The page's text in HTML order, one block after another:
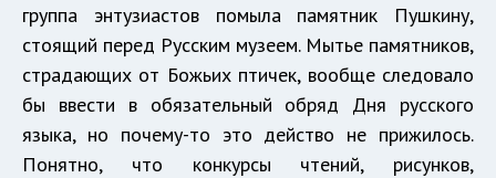
группа энтузиастов помыла памятник Пушкину,
стоящий перед Русским музеем. Мытье памятников,
страдающих от Божьих птичек, вообще следовало
бы ввести в обязательный обряд Дня русского
языка, но почему-то это действо не прижилось.
Понятно, что конкурсы чтений, рисунков,